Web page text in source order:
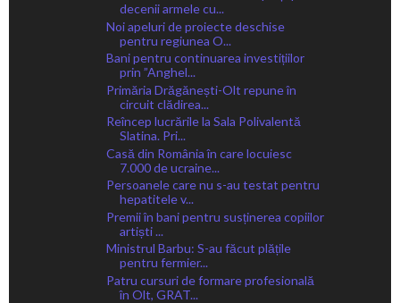
decenii armele cu...
Noi apeluri de proiecte deschise
pentru regiunea O...
Bani pentru continuarea investițiilor
prin ”Anghel...
Primăria Drăgănești-Olt repune în
circuit clădirea...
Reîncep lucrările la Sala Polivalentă
Slatina. Pri...
Casă din România în care locuiesc
7.000 de ucraine...
Persoanele care nu s-au testat pentru
hepatitele v...
Premii în bani pentru susținerea copiilor
artiști ...
Ministrul Barbu: S-au făcut plățile
pentru fermier...
Patru cursuri de formare profesională
în Olt, GRAT...